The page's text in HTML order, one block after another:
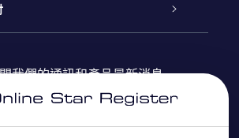
Page
我們的通訊和產品最新消息